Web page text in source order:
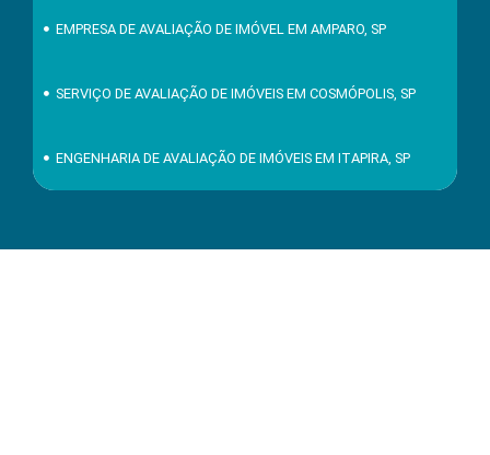
EMPRESA DE AVALIAÇÃO DE IMÓVEL EM AMPARO, SP
SERVIÇO DE AVALIAÇÃO DE IMÓVEIS EM COSMÓPOLIS, SP
ENGENHARIA DE AVALIAÇÃO DE IMÓVEIS EM ITAPIRA, SP